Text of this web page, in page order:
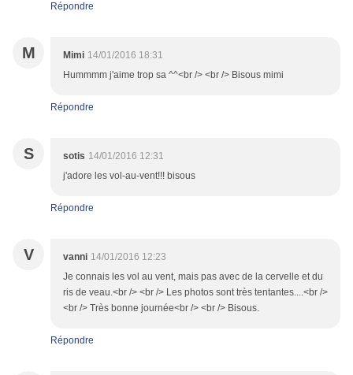
Répondre
M Mimi 14/01/2016 18:31
Hummmm j'aime trop sa ^^<br /> <br /> Bisous mimi
Répondre
S sotis 14/01/2016 12:31
j'adore les vol-au-vent!!! bisous
Répondre
V vanni 14/01/2016 12:23
Je connais les vol au vent, mais pas avec de la cervelle et du
ris de veau.<br /> <br /> Les photos sont très tentantes....<br />
<br /> Très bonne journée<br /> <br /> Bisous.
Répondre